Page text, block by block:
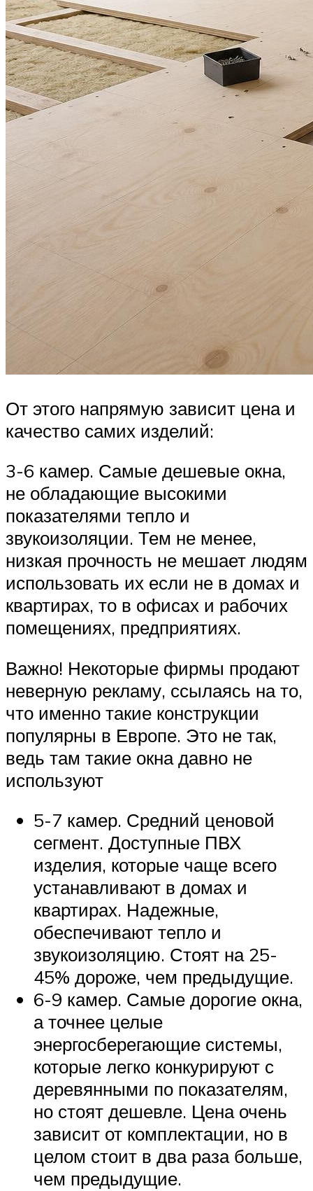
От этого напрямую зависит цена и
качество самих изделий:
3-6 камер. Самые дешевые окна,
не обладающие высокими
показателями тепло и
звукоизоляции. Тем не менее,
низкая прочность не мешает людям
использовать их если не в домах и
квартирах, то в офисах и рабочих
помещениях, предприятиях.
Важно! Некоторые фирмы продают
неверную рекламу, ссылаясь на то,
что именно такие конструкции
популярны в Европе. Это не так,
ведь там такие окна давно не
используют
5-7 камер. Средний ценовой
сегмент. Доступные ПВХ
изделия, которые чаще всего
устанавливают в домах и
квартирах. Надежные,
обеспечивают тепло и
звукоизоляцию. Стоят на 25-
45% дороже, чем предыдущие.
6-9 камер. Самые дорогие окна,
а точнее целые
энергосберегающие системы,
которые легко конкурируют с
деревянными по показателям,
но стоят дешевле. Цена очень
зависит от комплектации, но в
целом стоит в два раза больше,
чем предыдущие.